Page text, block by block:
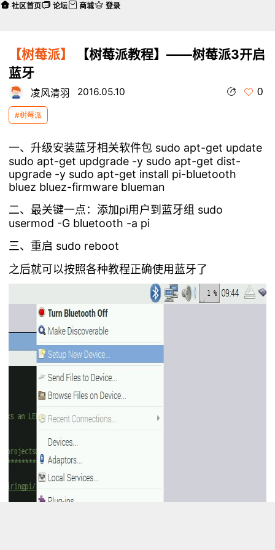
【树莓派】
【树莓派教程】——树莓派3开启
蓝牙
凌风清羽 2016.05.10 0
#树莓派
一、升级安装蓝牙相关软件包 sudo apt-get update
sudo apt-get updgrade -y sudo apt-get dist-
upgrade -y sudo apt-get install pi-bluetooth
bluez bluez-firmware blueman
二、最关键一点：添加pi用户到蓝牙组 sudo
usermod -G bluetooth -a pi
三、重启 sudo reboot
之后就可以按照各种教程正确使用蓝牙了
社区首页 论坛 商城 登录